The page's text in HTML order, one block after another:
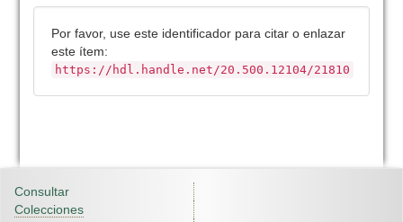
Por favor, use este identificador para citar o enlazar
este ítem:
https://hdl.handle.net/20.500.12104/21810
Consultar
Colecciones